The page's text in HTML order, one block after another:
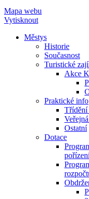
Mapa webu
Vytisknout
Městys
Historie
Současnost
Turistické
Akce
Praktické info
Třídění
Ostatní
Dotace